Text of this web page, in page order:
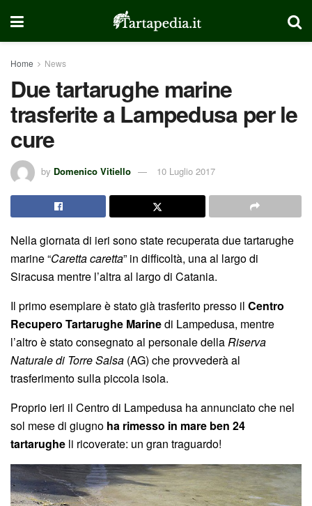
Home News
Due tartarughe marine
trasferite a Lampedusa per le
cure
by Domenico Vitiello 10 Luglio 2017
Nella giornata di ieri sono state recuperata due tartarughe
marine “Caretta caretta” in difficoltà, una al largo di
Siracusa mentre l’altra al largo di Catania.
Il primo esemplare è stato già trasferito presso il Centro
Recupero Tartarughe Marinedi Lampedusa, mentre
l’altro è stato consegnato al personale dellaRiserva
Naturale di Torre Salsa (AG) che provvederà al
trasferimento sulla piccola isola.
Proprio ieri il Centro di Lampedusa ha annunciato che nel
sol mese di giugno ha rimesso in mare ben 24
tartarughe li ricoverate: un gran traguardo!